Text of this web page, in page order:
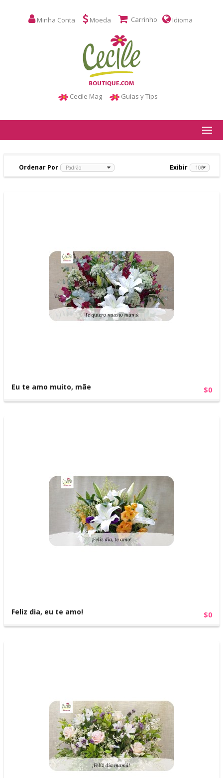
Minha Conta Moeda Carrinho Idioma
Cecile Mag Guías y Tips
Ordenar Por Exibir
Eu te amo muito, mãe $0
Feliz dia, eu te amo! $0